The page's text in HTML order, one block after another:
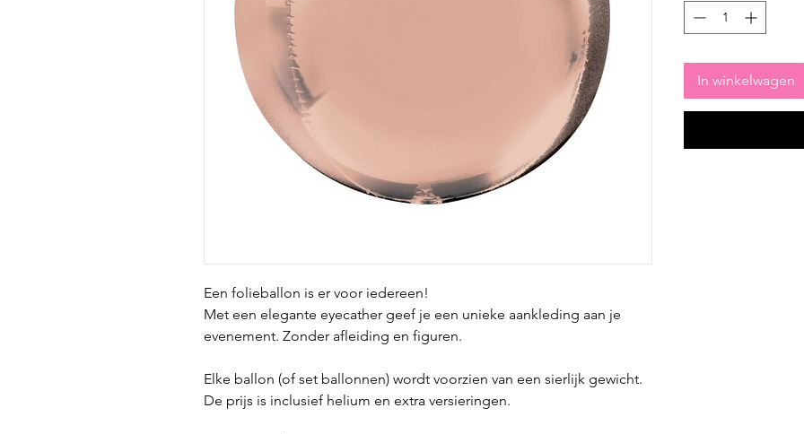
Een folieballon is er voor iedereen!
Met een elegante eyecather geef je een unieke aankleding aan je
evenement. Zonder afleiding en figuren.
Elke ballon (of set ballonnen) wordt voorzien van een sierlijk gewicht.
De prijs is inclusief helium en extra versieringen.
In winkelwagen